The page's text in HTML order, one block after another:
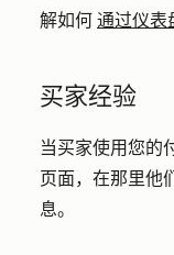
解如何 通过仪表
买家经验
当买家使用您的
页面，在那里他
息。